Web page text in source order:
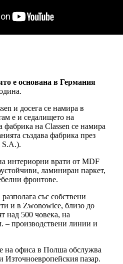
е основана в Германия
и досега се намира в
е и седалището на
фабрика на Classen се намира
създава фабрика през
S.A.).
интериорни врати от MDF
ламиниран паркет,
фронтове.
със собствени
и в Zwonowice, близо до
над 500 човека, на
– производствени линии и
на офиса в Полша обслужва
Източноевропейския пазар.